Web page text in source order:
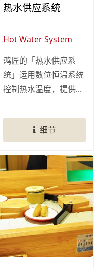
热水供应系统
Hot Water System
鸿匠的「热水供应系
统」运用数位恒温系统
控制热水温度，提供顾
饮用，可随时添加热
水！ 目前依外观与安
头可供选择，您可以搭
配不同的餐厅风格与需
求，挑选您喜欢的水龙
头造型。
细节